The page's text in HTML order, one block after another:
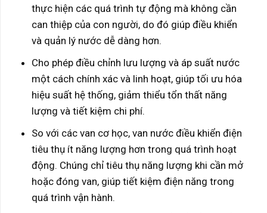
thực hiện các quá trình tự động mà không cần
can thiệp của con người, do đó giúp điều khiển
và quản lý nước dễ dàng hơn.
Cho phép điều chỉnh lưu lượng và áp suất nước
một cách chính xác và linh hoạt, giúp tối ưu hóa
hiệu suất hệ thống, giảm thiểu tổn thất năng
lượng và tiết kiệm chi phí.
So với các van cơ học, van nước điều khiển điện
tiêu thụ ít năng lượng hơn trong quá trình hoạt
động. Chúng chỉ tiêu thụ năng lượng khi cần mở
hoặc đóng van, giúp tiết kiệm điện năng trong
quá trình vận hành.